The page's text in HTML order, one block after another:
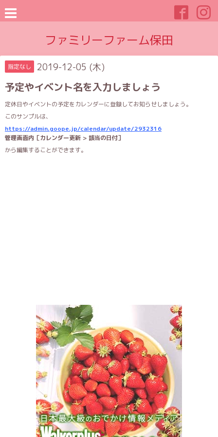
ファミリーファーム保田
指定なし 2019-12-05 (木)
予定やイベント名を入力しましょう
定休日やイベントの予定をカレンダーに登録してお知らせしましょう。
このサンプルは、
https://admin.goope.jp/calendar/update/2932316
管理画面内［カレンダー更新 > 該当の日付］
から編集することができます。